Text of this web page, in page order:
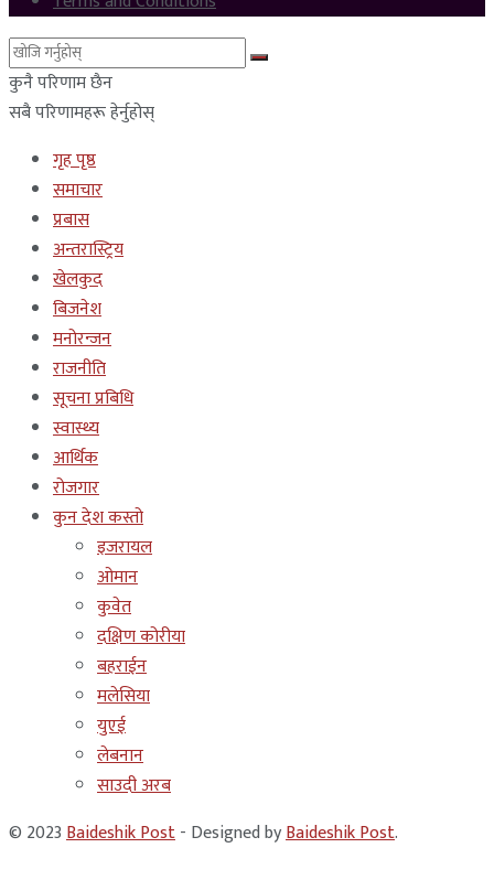
कुनै परिणाम छैन
सबै परिणामहरू हेर्नुहोस्
गृह पृष्ठ
समाचार
प्रबास
अन्तरास्ट्रिय
खेलकुद
बिजनेश
मनोरन्जन
राजनीति
सूचना प्रबिधि
स्वास्थ्य
आर्थिक
रोजगार
कुन देश कस्तो
इजरायल
ओमान
कुवेत
दक्षिण कोरीया
बहराईन
मलेसिया
युएई
लेबनान
साउदी अरब
© 2023Baideshik Post- Designed byBaideshik Post.